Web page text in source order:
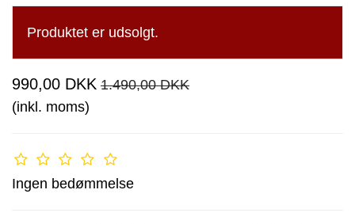
Produktet er udsolgt.
990,00 DKK 1.490,00 DKK
(inkl. moms)
Ingen bedømmelse